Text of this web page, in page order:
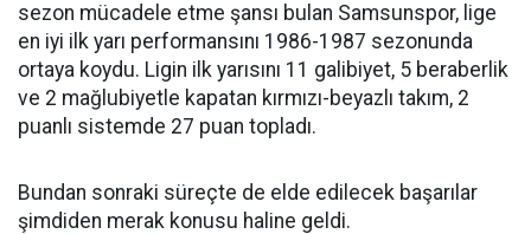
sezon mücadele etme şansı bulan Samsunspor, lige
en iyi ilk yarı performansını 1986-1987 sezonunda
ortaya koydu. Ligin ilk yarısını 11 galibiyet, 5 beraberlik
ve 2 mağlubiyetle kapatan kırmızı-beyazlı takım, 2
puanlı sistemde 27 puan topladı.
Bundan sonraki süreçte de elde edilecek başarılar
şimdiden merak konusu haline geldi.